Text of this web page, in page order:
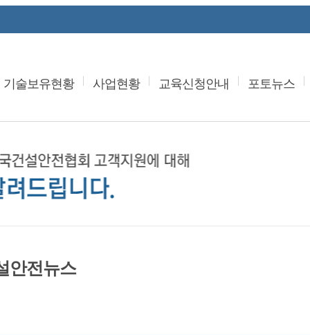
기술보유현황 사업현황 교육신청안내 포토뉴스
안전뉴스